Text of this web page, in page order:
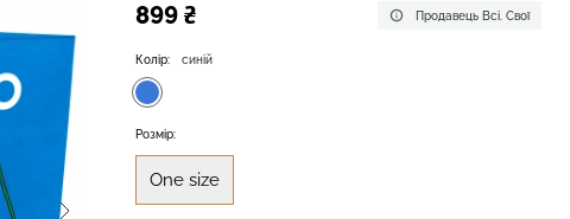
899 ₴ Продавець Всі. Свої
Колір: синій
Розмір:
One size